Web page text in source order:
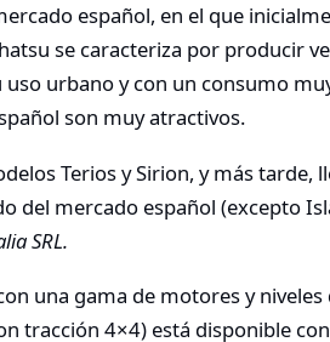
español, en el que
se caracteriza por producir
urbano y con un consumo
son muy atractivos.
Terios y Sirion, y más tarde,
del mercado español (excepto
SRL.
una gama de motores y
tracción 4×4) está disponible